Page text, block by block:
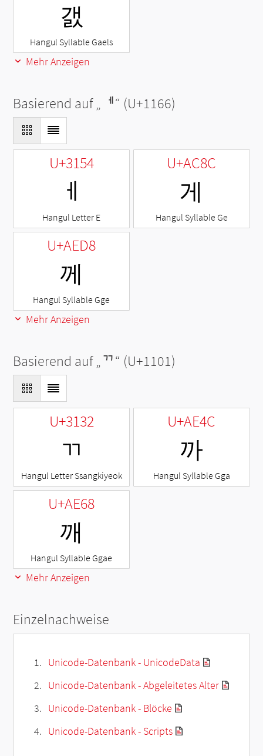
갨
Hangul Syllable Gaels
Mehr Anzeigen
Basierend auf „ ᅦ“ (U+1166)
U+3154
ㅔ
Hangul Letter E
U+AC8C
게
Hangul Syllable Ge
U+AED8
께
Hangul Syllable Gge
Mehr Anzeigen
Basierend auf „ᄁ“ (U+1101)
U+3132
ㄲ
Hangul Letter Ssangkiyeok
U+AE4C
까
Hangul Syllable Gga
U+AE68
깨
Hangul Syllable Ggae
Mehr Anzeigen
Einzelnachweise
Unicode-Datenbank - UnicodeData
Unicode-Datenbank - Abgeleitetes Alter
Unicode-Datenbank - Blöcke
Unicode-Datenbank - Scripts